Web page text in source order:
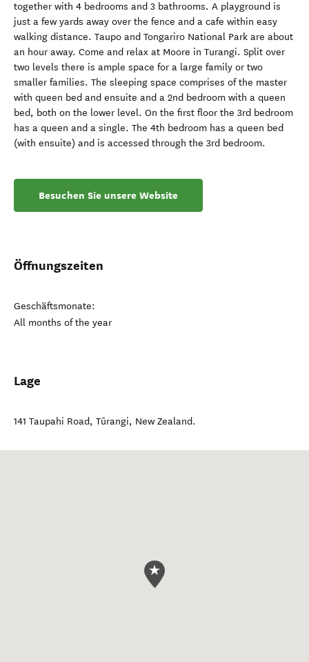
together with 4 bedrooms and 3 bathrooms. A playground is
just a few yards away over the fence and a cafe within easy
walking distance. Taupo and Tongariro National Park are about
an hour away. Come and relax at Moore in Turangi. Split over
two levels there is ample space for a large family or two
smaller families. The sleeping space comprises of the master
with queen bed and ensuite and a 2nd bedroom with a queen
bed, both on the lower level. On the first floor the 3rd bedroom
has a queen and a single. The 4th bedroom has a queen bed
(with ensuite) and is accessed through the 3rd bedroom.
Besuchen Sie unsere Website
Öffnungszeiten
Geschäftsmonate:
All months of the year
Lage
141 Taupahi Road, Tūrangi, New Zealand.